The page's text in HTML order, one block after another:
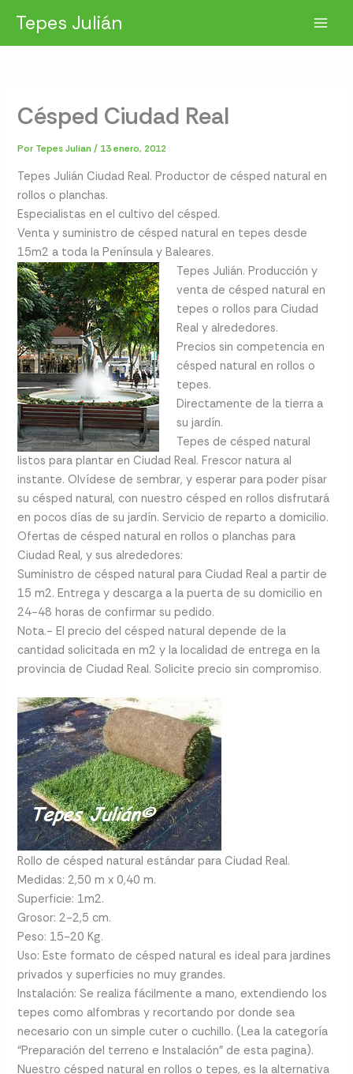
contenido
Tepes Julián
Césped Ciudad Real
Por Tepes Julian/ 13 enero, 2012
Tepes Julián Ciudad Real. Productor de césped natural en
rollos o planchas.
Especialistas en el cultivo del césped.
Venta y suministro de césped natural en tepes desde
15m2 a toda la Península y Baleares.
Tepes Julián. Producción y
venta de césped natural en
tepes o rollos para Ciudad
Real y alrededores.
Precios sin competencia en
césped natural en rollos o
tepes.
Directamente de la tierra a
su jardín.
Tepes de césped natural
listos para plantar en Ciudad Real. Frescor natura al
instante. Olvídese de sembrar, y esperar para poder pisar
su césped natural, con nuestro césped en rollos disfrutará
en pocos días de su jardín. Servicio de reparto a domicilio.
Ofertas de césped natural en rollos o planchas para
Ciudad Real, y sus alrededores:
Suministro de césped natural para Ciudad Real a partir de
15 m2. Entrega y descarga a la puerta de su domicilio en
24-48 horas de confirmar su pedido.
Nota.- El precio del césped natural depende de la
cantidad solicitada en m2 y la localidad de entrega en la
provincia de Ciudad Real. Solicite precio sin compromiso.
Rollo de césped natural estándar para Ciudad Real.
Medidas: 2,50 m x 0,40 m.
Superficie: 1m2.
Grosor: 2-2,5 cm.
Peso: 15-20 Kg.
Uso: Este formato de césped natural es ideal para jardines
privados y superficies no muy grandes.
Instalación: Se realiza fácilmente a mano, extendiendo los
tepes como alfombras y recortando por donde sea
necesario con un simple cuter o cuchillo. (Lea la categoría
“Preparación del terreno e Instalación” de esta pagina).
Nuestro césped natural en rollos o tepes, es la alternativa